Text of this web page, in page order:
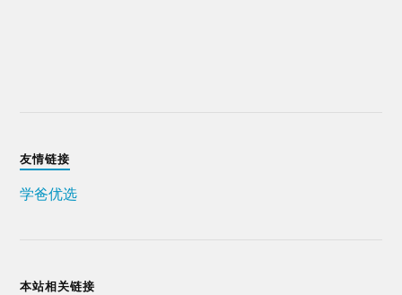
友情链接
学爸优选
本站相关链接